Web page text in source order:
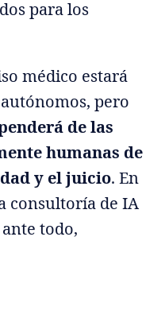
para los
médico estará
pero
de las
humanas de
y el juicio. En
consultoría de IA
todo,